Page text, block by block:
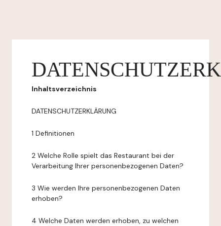
Inhaltsverzeichnis
DATENSCHUTZERKLÄRUNG
1 Definitionen
2 Welche Rolle spielt das Restaurant bei der
Verarbeitung Ihrer personenbezogenen Daten?
3 Wie werden Ihre personenbezogenen Daten
erhoben?
4 Welche Daten werden erhoben, zu welchen